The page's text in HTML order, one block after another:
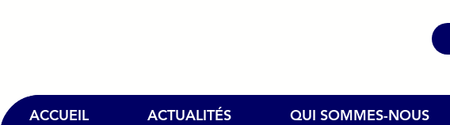
ACCUEIL ACTUALITÉS QUI SOMMES-NOUS